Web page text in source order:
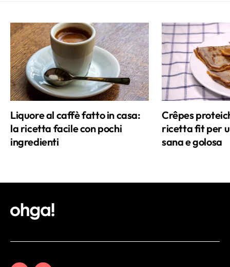
Liquore al caffè fatto in casa:
la ricetta facile con pochi
ingredienti
Crêpes
ricetta fit per
sana e golosa